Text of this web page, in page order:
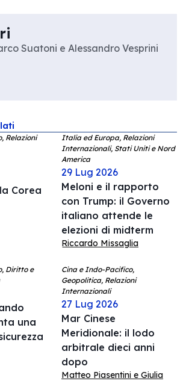
Suatoni e Alessandro Vesprini
Relazioni
Corea
Italia ed Europa, Relazioni
Internazionali, Stati Uniti e Nord
America
29 Lug 2026
Meloni e il rapporto
con Trump: il Governo
italiano attende le
elezioni di midterm
Riccardo Missaglia
Diritto e
una
Cina e Indo-Pacifico,
Geopolitica, Relazioni
Internazionali
27 Lug 2026
Mar Cinese
Meridionale: il lodo
arbitrale dieci anni
dopo
Matteo Piasentini e Giulia